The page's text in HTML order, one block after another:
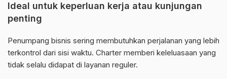
Ideal untuk keperluan kerja atau kunjungan
penting
Penumpang bisnis sering membutuhkan perjalanan yang lebih
terkontrol dari sisi waktu. Charter memberi keleluasaan yang
tidak selalu didapat di layanan reguler.